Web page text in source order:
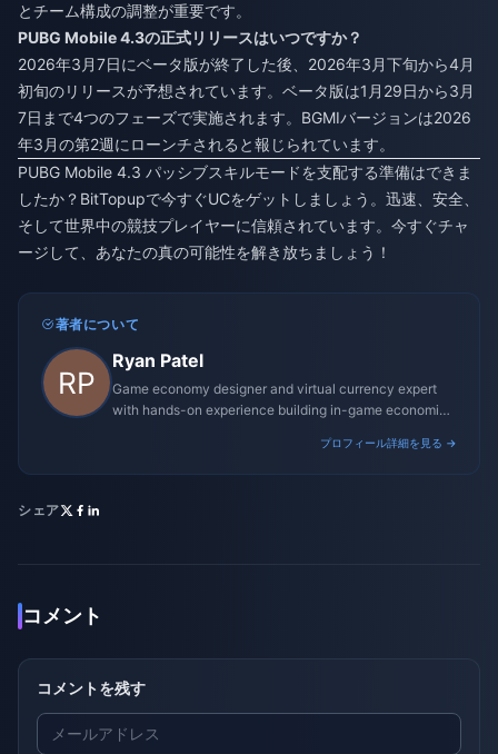
とチーム構成の調整が重要です。
PUBG Mobile 4.3の正式リリースはいつですか？
2026年3月7日にベータ版が終了した後、2026年3月下旬から4月
初旬のリリースが予想されています。ベータ版は1月29日から3月
7日まで4つのフェーズで実施されます。BGMIバージョンは2026
年3月の第2週にローンチされると報じられています。
PUBG Mobile 4.3 パッシブスキルモードを支配する準備はできま
したか？BitTopupで今すぐUCをゲットしましょう。迅速、安全、
そして世界中の競技プレイヤーに信頼されています。今すぐチャ
ージして、あなたの真の可能性を解き放ちましょう！
著者について
Ryan Patel
Game economy designer and virtual currency expert
with hands-on experience building in-game economies
プロフィール詳細を見る →
シェア
コメント
コメントを残す